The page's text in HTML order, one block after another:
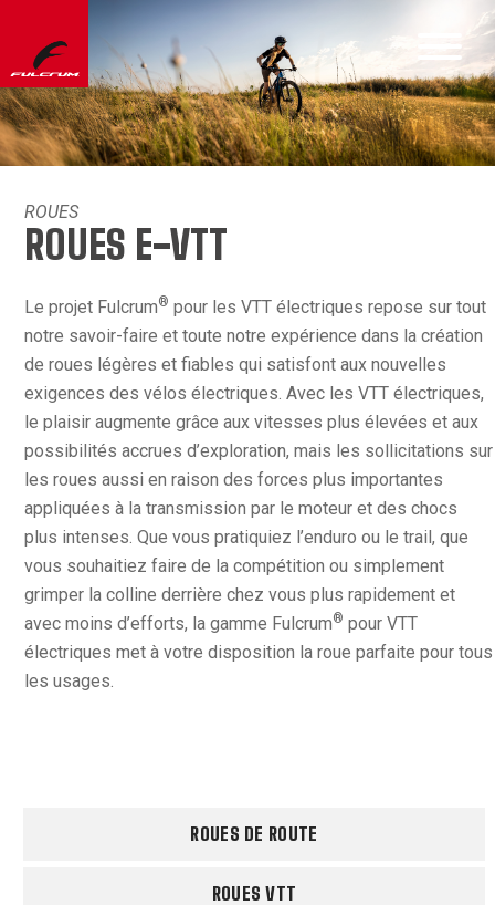
ROUES
ROUES E-VTT
Le projet Fulcrum® pour les VTT électriques repose sur tout
notre savoir-faire et toute notre expérience dans la création
de roues légères et fiables qui satisfont aux nouvelles
exigences des vélos électriques. Avec les VTT électriques,
le plaisir augmente grâce aux vitesses plus élevées et aux
possibilités accrues d’exploration, mais les sollicitations sur
les roues aussi en raison des forces plus importantes
appliquées à la transmission par le moteur et des chocs
plus intenses. Que vous pratiquiez l’enduro ou le trail, que
vous souhaitiez faire de la compétition ou simplement
grimper la colline derrière chez vous plus rapidement et
avec moins d’efforts, la gamme Fulcrum® pour VTT
électriques met à votre disposition la roue parfaite pour tous
les usages.
ROUES DE ROUTE
ROUES VTT